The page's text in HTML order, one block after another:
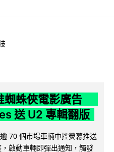
蜘蛛俠電影廣告
送 U2 專輯翻版
70 個市場車輛中控熒幕推送
啟動車輛即彈出通知，觸發